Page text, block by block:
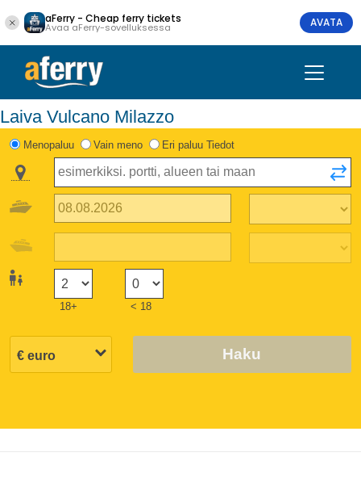
aFerry - Cheap ferry tickets
Avaa aFerry-sovelluksessa AVATA
Laiva Vulcano Milazzo
Menopaluu Vain meno Eri paluu Tiedot
18+ < 18
Haku